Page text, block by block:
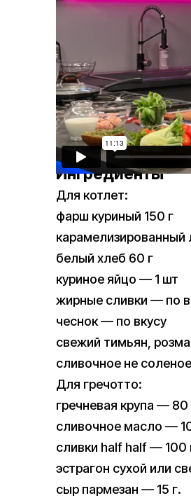
Ингредиенты
Для котлет:
фарш куриный 150 г
карамелизированный
белый хлеб 60 г
куриное яйцо — 1 шт
жирные сливки — по
чеснок — по вкусу
свежий тимьян,
сливочное не
Для гречотто:
гречневая крупа — 80
сливочное масло —
сливки half half — 100
эстрагон сухой или
сыр пармезан — 15 г.